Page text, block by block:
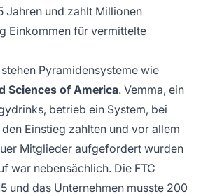
Jahren und zahlt Millionen
Einkommen für vermittelte
Pyramidensysteme wie
Sciences of America. Vemma, ein
betrieb ein System, bei
Einstieg zahlten und vor allem
Mitglieder aufgefordert wurden
war nebensächlich. Die FTC
und das Unternehmen musste 200